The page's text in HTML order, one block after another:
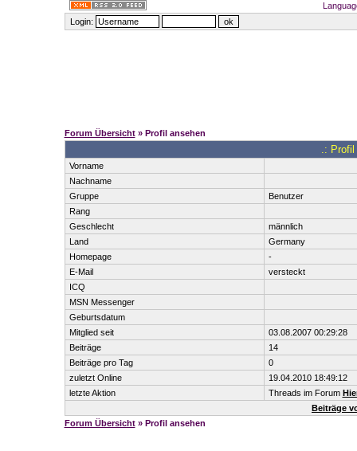
Login:
Forum Übersicht» Profil ansehen
.: Profil
Vorname
Nachname
Gruppe
Benutzer
Rang
Geschlecht
männlich
Land
Germany
Homepage
-
E-Mail
versteckt
ICQ
MSN Messenger
Geburtsdatum
Mitglied seit
03.08.2007 00:29:28
Beiträge
14
Beiträge pro Tag
0
zuletzt Online
19.04.2010 18:49:12
letzte Aktion
Threads im Forum
Beiträge
Forum Übersicht» Profil ansehen